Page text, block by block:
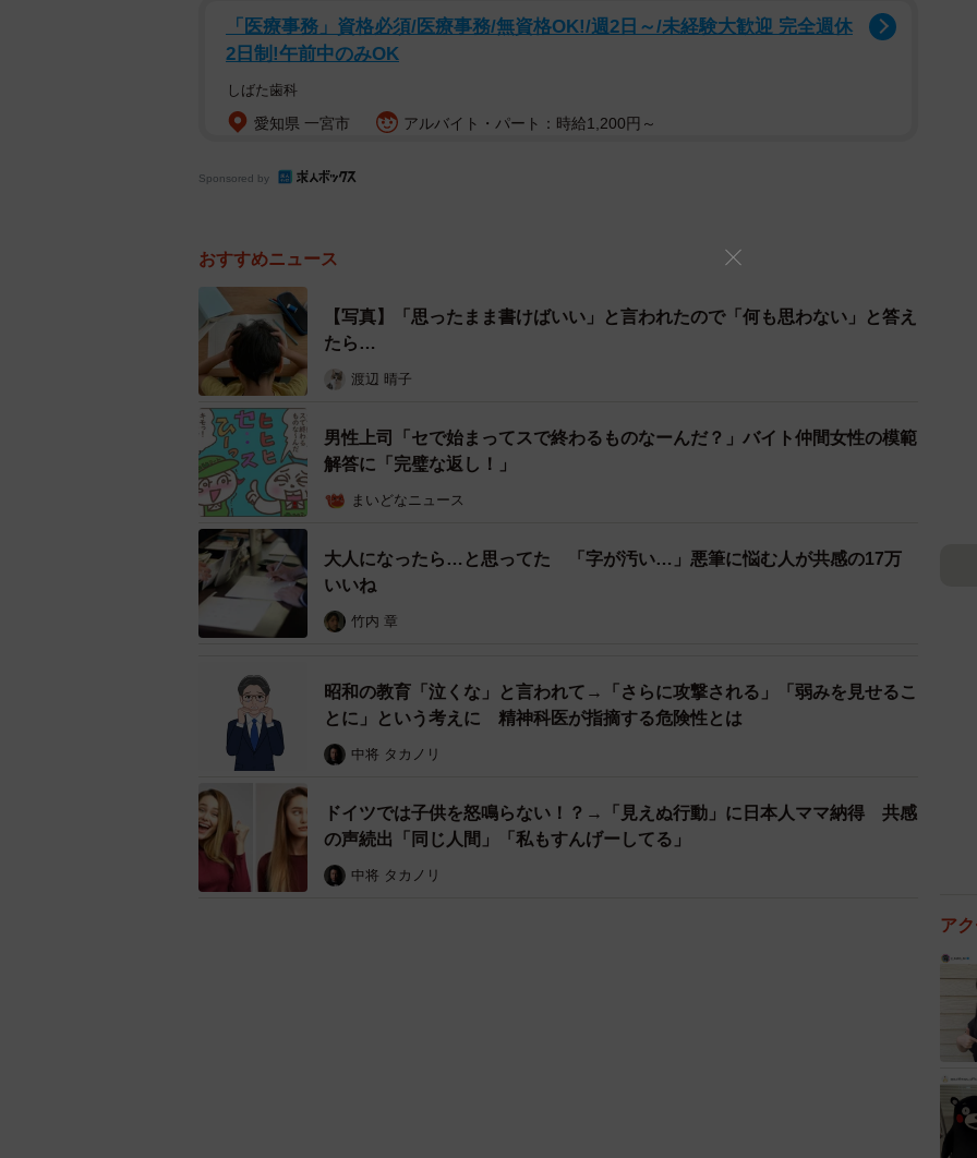
「医療事務」資格必須/医療事務/無資格OK!/週2日～/未経験大歓迎 完全週休
2日制!午前中のみOK
しばた歯科
愛知県 一宮市 アルバイト・パート：時給1,200円～
Sponsored by
おすすめニュース
【写真】「思ったまま書けばいい」と言われたので「何も思わない」と答え
たら…
渡辺 晴子
男性上司「セで始まってスで終わるものなーんだ？」バイト仲間女性の模範
解答に「完璧な返し！」
まいどなニュース
大人になったら…と思ってた 「字が汚い…」悪筆に悩む人が共感の17万
いいね
竹内 章
昭和の教育「泣くな」と言われて→「さらに攻撃される」「弱みを見せるこ
とに」という考えに 精神科医が指摘する危険性とは
中将 タカノリ
ドイツでは子供を怒鳴らない！？→「見えぬ行動」に日本人ママ納得 共感
の声続出「同じ人間」「私もすんげーしてる」
中将 タカノリ
ア